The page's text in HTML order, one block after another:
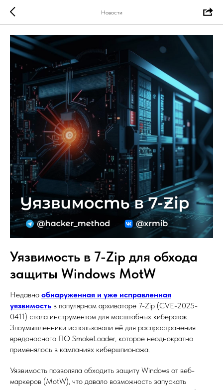
Новости
Уязвимость в 7-Zip для обхода
защиты Windows MotW
Недавно обнаруженная и уже исправленная
уязвимость в популярном архиваторе 7-Zip (CVE-2025-
0411) стала инструментом для масштабных кибератак.
Злоумышленники использовали её для распространения
вредоносного ПО SmokeLoader, которое неоднократно
применялось в кампаниях кибершпионажа.
Уязвимость позволяла обходить защиту Windows от веб-
маркеров (MotW), что давало возможность запускать